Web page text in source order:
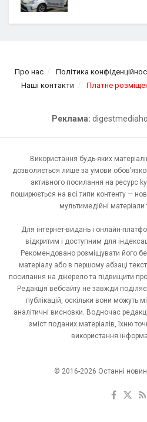
Про нас Політика
Наші контакти
Платне
Реклама:
Використання будь-яких
дозволяється лише за умови
активного посилання на ресурс
поширюється на всі типи контенту —
мультимедійні матеріали
Для інтернет-видань і онлайн-
відкритим і доступним для
Рекомендовано розміщувати його
матеріалу або в першому абзаці
посилання на джерело та підвищити
Редакція вебсайту не завжди
публікацій, оскільки вони можуть
аналітичні висновки. Водночас
зміст поданих матеріалів, їхню
використання
© 2016-2026 Останні